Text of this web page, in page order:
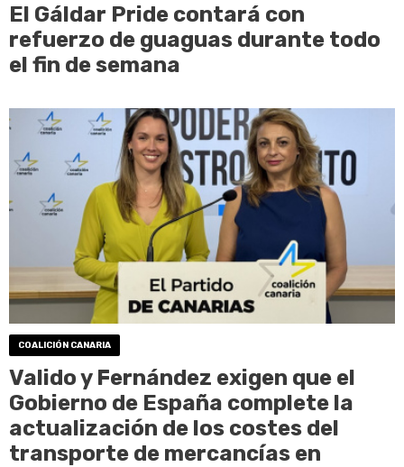
El Gáldar Pride contará con
refuerzo de guaguas durante todo
el fin de semana
COALICIÓN CANARIA
Valido y Fernández exigen que el
Gobierno de España complete la
actualización de los costes del
transporte de mercancías en